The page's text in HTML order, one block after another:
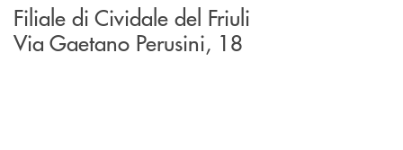
Filiale di Cividale del Friuli
Via Gaetano Perusini, 18